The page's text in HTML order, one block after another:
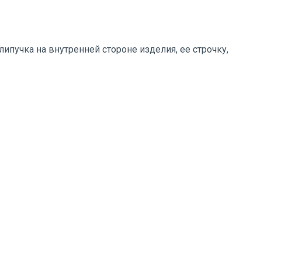
на внутренней стороне изделия, ее строчку,